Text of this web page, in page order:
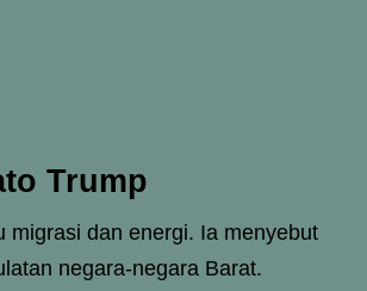
Trump
migrasi dan energi. Ia menyebut
negara-negara Barat.